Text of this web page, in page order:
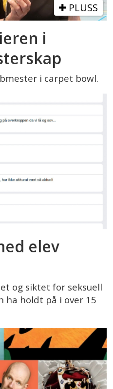
PLUSS
i
i carpet bowl.
elev
og siktet for seksuell
ha holdt på i over 15